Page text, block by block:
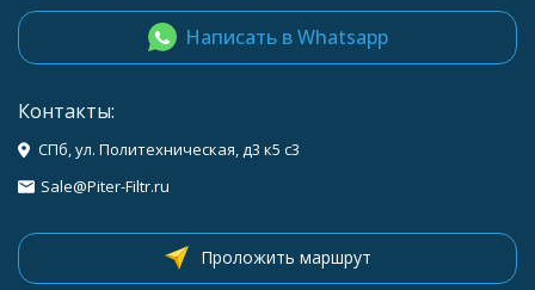
Написать в Whatsapp
Контакты:
СПб, ул. Политехническая, д3 к5 с3
Sale@Piter-Filtr.ru
Проложить маршрут